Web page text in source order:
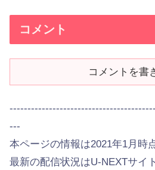
コメント
コメントを書
---
本ページの情報は2021年1月時
最新の配信状況はU-NEXTサイ